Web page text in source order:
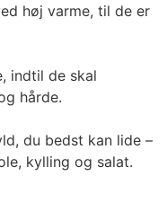
høj varme, til de er
indtil de skal
hårde.
du bedst kan lide –
kylling og salat.